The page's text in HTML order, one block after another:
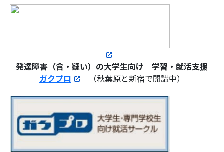
発達障害（含・疑い）の大学生向け 学習・就活支援
ガクプロ
（秋葉原と新宿で開講中）